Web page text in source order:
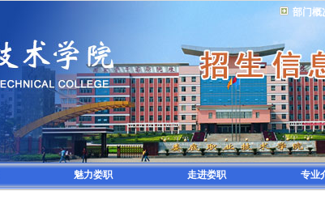
部门概
魅力娄职 走进娄职 专业